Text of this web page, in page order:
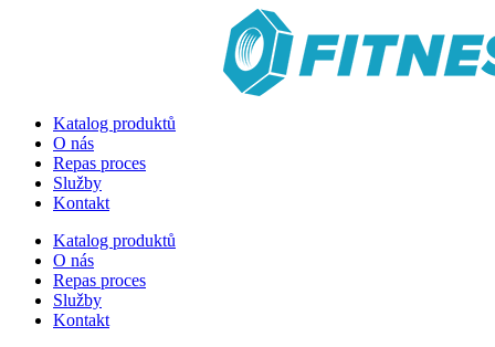
Katalog produktů
O nás
Repas proces
Služby
Kontakt
Katalog produktů
O nás
Repas proces
Služby
Kontakt